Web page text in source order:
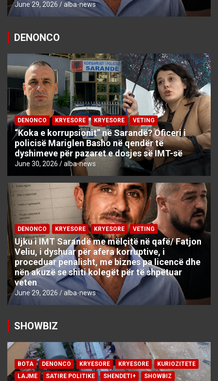
June 29, 2026 alba-news
DENONCO
DENONCO KRYESORE KRYESORE VETING
“Koka e korrupsionit” në Sarandë? Oficeri i
policisë Mariglen Basho në qendër të
dyshimeve për pazaret e dosjes së IMT-së
June 30, 2026 alba-news
DENONCO KRYESORE KRYESORE VETING
Ujku i IMT Sarandë me mëlçitë në qafë/ Fatjon
Veliu, i dyshuar për afera korruptive, i
proceduar penalisht, me biznes pa licencë dhe
nën akuzë se shiti kolegët për të shpëtuar
veten
June 29, 2026 alba-news
SHOWBIZ
BOTA DENONCO KRYESORE KRYESORE
KURIOZITETE
LAJME
SATIRE POLITIKE SHENDETI+
SHOWBIZ